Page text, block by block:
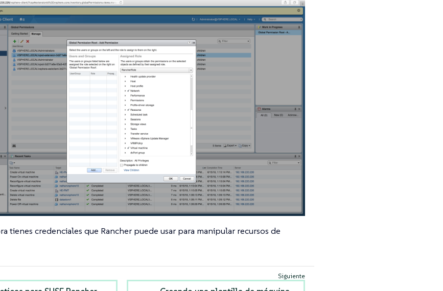
tienes credenciales que Rancher puede usar para manipular recursos de